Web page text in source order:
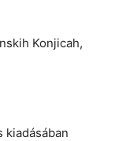
Konjicah,
kiadásában